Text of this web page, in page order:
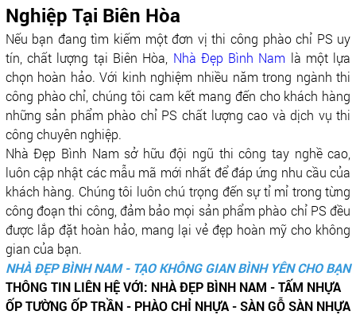
Nghiệp Tại Biên Hòa
Nếu bạn đang tìm kiếm một đơn vị thi công phào chỉ PS uy
tín, chất lượng tại Biên Hòa, Nhà Đẹp Bình Nam là một lựa
chọn hoàn hảo. Với kinh nghiệm nhiều năm trong ngành thi
công phào chỉ, chúng tôi cam kết mang đến cho khách hàng
những sản phẩm phào chỉ PS chất lượng cao và dịch vụ thi
công chuyên nghiệp.
Nhà Đẹp Bình Nam sở hữu đội ngũ thi công tay nghề cao,
luôn cập nhật các mẫu mã mới nhất để đáp ứng nhu cầu của
khách hàng. Chúng tôi luôn chú trọng đến sự tỉ mỉ trong từng
công đoạn thi công, đảm bảo mọi sản phẩm phào chỉ PS đều
được lắp đặt hoàn hảo, mang lại vẻ đẹp hoàn mỹ cho không
gian của bạn.
NHÀ ĐẸP BÌNH NAM - TẠO KHÔNG GIAN BÌNH YÊN CHO BẠN
THÔNG TIN LIÊN HỆ VỚI: NHÀ ĐẸP BÌNH NAM - TẤM NHỰA
ỐP TƯỜNG ỐP TRẦN - PHÀO CHỈ NHỰA - SÀN GỖ SÀN NHỰA